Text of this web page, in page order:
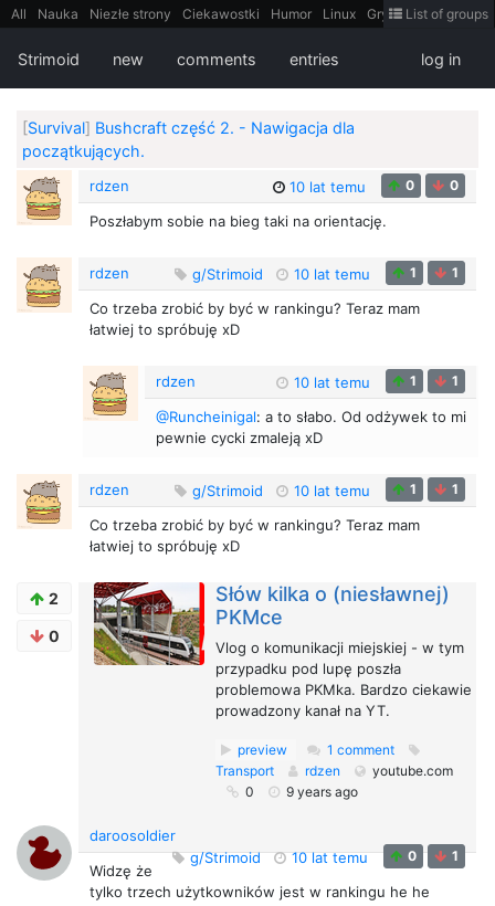
All Nauka Niezłe strony Ciekawostki Humor Linux Gry
Teh
Bezpieczeństwo
Książki Sugestie FotoHistoria
Truelolcontent
FilmyDokumentalne
gify
Cytaty Mapy Film Android itt Tradycyjne gry
List of groups
Strimoid new comments entries log in
[Survival] Bushcraft część 2. - Nawigacja dla
początkujących.
rdzen 10 lat temu 0 0
Poszłabym sobie na bieg taki na orientację.
rdzen g/Strimoid 10 lat temu 1 1
Co trzeba zrobić by być w rankingu? Teraz mam
łatwiej to spróbuję xD
rdzen 10 lat temu 1 1
@Runcheinigal: a to słabo. Od odżywek to mi
pewnie cycki zmaleją xD
rdzen g/Strimoid 10 lat temu 1 1
Co trzeba zrobić by być w rankingu? Teraz mam
łatwiej to spróbuję xD
2
0
Słów kilka o (niesławnej)
PKMce
Vlog o komunikacji miejskiej - w tym
przypadku pod lupę poszła
problemowa PKMka. Bardzo ciekawie
prowadzony kanał na YT.
preview
1 comment
Transport
rdzen
youtube.com
0
9 years ago
daroosoldier
g/Strimoid
10 lat temu 0 1
Widzę że
tylko trzech użytkowników jest w rankingu he he